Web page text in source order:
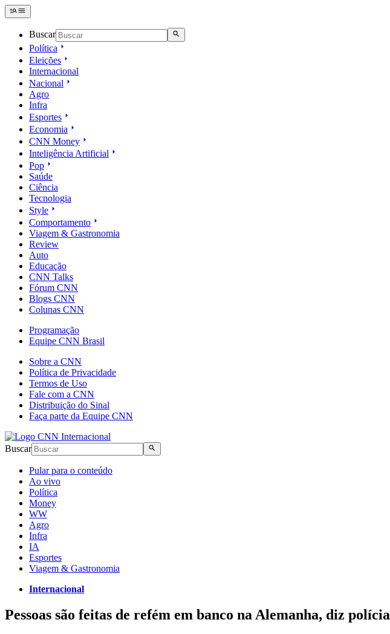
Buscar
Política
Eleições
Internacional
Nacional
Agro
Infra
Esportes
Economia
CNN Money
Inteligência Artificial
Pop
Saúde
Ciência
Tecnologia
Style
Comportamento
Viagem & Gastronomia
Review
Auto
Educação
CNN Talks
Fórum CNN
Blogs CNN
Colunas CNN
Programação
Equipe CNN Brasil
Sobre a CNN
Política de Privacidade
Termos de Uso
Fale com a CNN
Distribuição do Sinal
Faça parte da Equipe CNN
Buscar
Pular para o conteúdo
Ao vivo
Política
Money
WW
Agro
Infra
IA
Esportes
Viagem & Gastronomia
Internacional
Pessoas são feitas de refém em banco na Alemanha, diz polícia